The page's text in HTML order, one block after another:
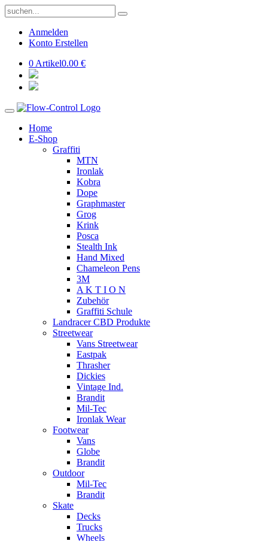
Anmelden
Konto Erstellen
0 Artikel0.00 €
Home
E-Shop
Graffiti
MTN
Ironlak
Kobra
Dope
Graphmaster
Grog
Krink
Posca
Stealth Ink
Hand Mixed
Chameleon Pens
3M
A K T I O N
Zubehör
Graffiti Schule
Landracer CBD Produkte
Streetwear
Vans Streetwear
Eastpak
Thrasher
Dickies
Vintage Ind.
Brandit
Mil-Tec
Ironlak Wear
Footwear
Vans
Globe
Brandit
Outdoor
Mil-Tec
Brandit
Skate
Decks
Trucks
Wheels